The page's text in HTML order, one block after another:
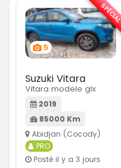
5
Suzuki Vitara
Vitara modele glx
2019
85000 Km
Abidjan (Cocody)
PRO
Posté il y a 3 jours